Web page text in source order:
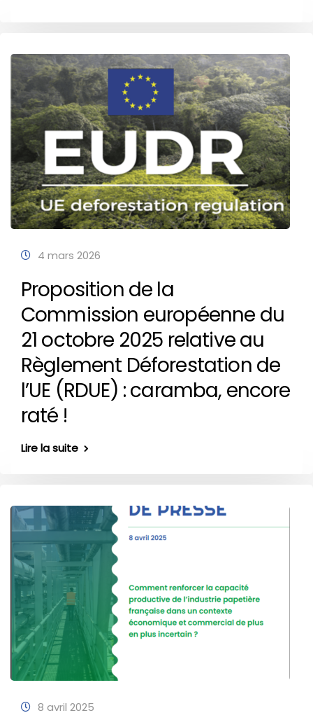
4 mars 2026
Proposition de la
Commission européenne du
21 octobre 2025 relative au
Règlement Déforestation de
l’UE (RDUE) : caramba, encore
raté !
Lire la suite
8 avril 2025